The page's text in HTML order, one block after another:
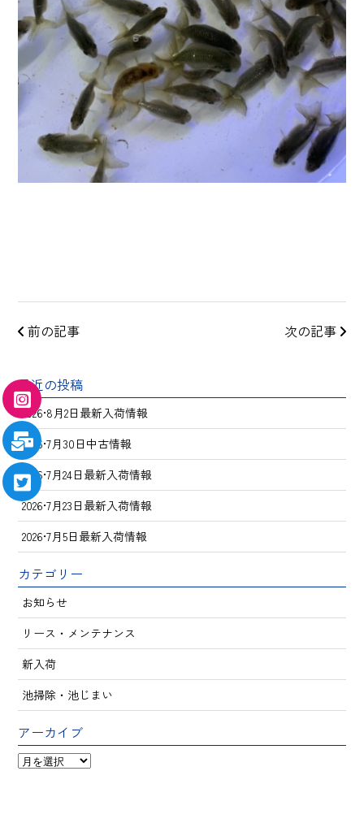
前の記事 次の記事
最近の投稿
2026•8月2日最新入荷情報
2026•7月30日中古情報
2026•7月24日最新入荷情報
2026•7月23日最新入荷情報
2026•7月5日最新入荷情報
カテゴリー
お知らせ
リース・メンテナンス
新入荷
池掃除・池じまい
アーカイブ
ア